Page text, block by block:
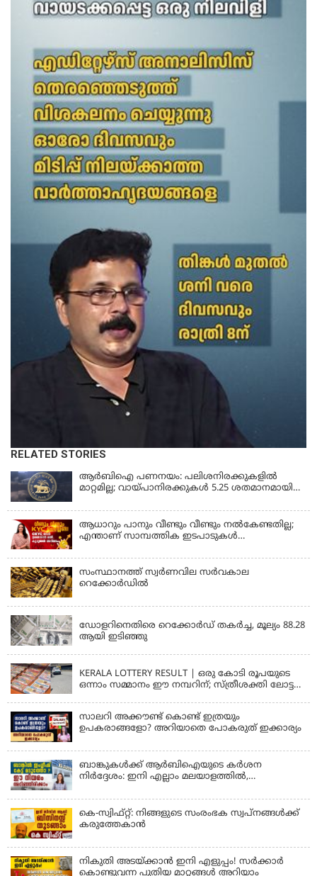
RELATED STORIES
ആർബിഐ പണനയം: പലിശനിരക്കുകളിൽ
മാറ്റമില്ല; വായ്പാനിരക്കുകൾ 5.25 ശതമാനമായി
ആധാറും പാനും വീണ്ടും വീണ്ടും നൽകേണ്ടതില്ല;
എന്താണ് സാമ്പത്തിക ഇടപാടുകൾ
സംസ്ഥാനത്ത് സ്വര്‍ണവില സര്‍വകാല
റെക്കോര്‍ഡില്‍
ഡോളറിനെതിരെ റെക്കോർഡ് തകർച്ച, മൂല്യം 88.28
ആയി ഇടിഞ്ഞു
KERALA LOTTERY RESULT | ഒരു കോടി രൂപയുടെ
ഒന്നാം സമ്മാനം ഈ നമ്പറിന്; സ്ത്രീശക്തി ലോട്ടറി
സാലറി അക്കൗണ്ട് കൊണ്ട് ഇത്രയും
ഉപകരാങ്ങളോ? അറിയാതെ പോകരുത് ഇക്കാര്യം
ബാങ്കുകൾക്ക് ആർബിഐയുടെ കർശന
നിർദ്ദേശം: ഇനി എല്ലാം മലയാളത്തിൽ,
കെ-സ്വിഫ്റ്റ്: നിങ്ങളുടെ സംരംഭക സ്വപ്നങ്ങൾക്ക്
കരുത്തേകാൻ
നികുതി അടയ്ക്കാൻ ഇനി എളുപ്പം! സർക്കാർ
കൊണ്ടുവന്ന പുതിയ മാറ്റങ്ങൾ അറിയാം